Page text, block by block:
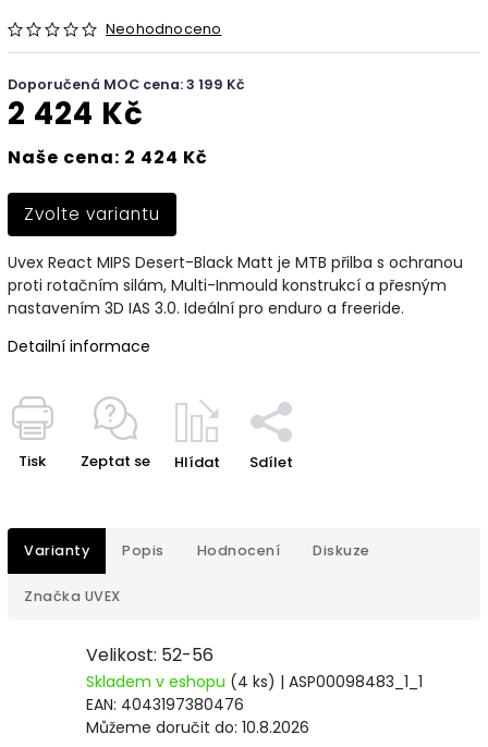
Neohodnoceno
Doporučená MOC cena: 3 199 Kč
2 424 Kč
Naše cena: 2 424 Kč
Zvolte variantu
Uvex React MIPS Desert-Black Matt je MTB přilba s ochranou
proti rotačním silám, Multi-Inmould konstrukcí a přesným
nastavením 3D IAS 3.0. Ideální pro enduro a freeride.
Detailní informace
Tisk Zeptat se Hlídat Sdílet
Varianty Popis Hodnocení Diskuze
Značka UVEX
Velikost: 52-56
Skladem v eshopu (4 ks) | ASP00098483_1_1
EAN: 4043197380476
Můžeme doručit do: 10.8.2026